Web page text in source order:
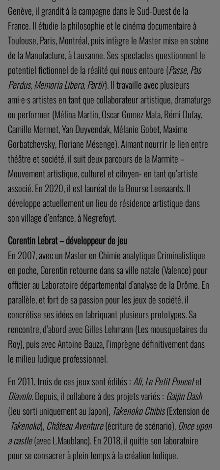
Genève, il grandit à la campagne dans le Sud-Ouest de la
France. Il étudie la philosophie et le cinéma documentaire à
Toulouse, Paris, Montréal, puis intègre le Master mise en scène
de la Manufacture, à Lausanne. Ses spectacles questionnent le
potentiel fictionnel de la réalité qui nous entoure (Passe, Pas
Perdus, Memoria Libera, Partir). Il travaille avec plusieurs
ami·e·s artistes en tant que collaborateur artistique, dramaturge
ou performer (Mélina Martin, Oscar Gomez Mata, Rémi Dufay,
Camille Mermet, Yan Duyvendak, Mélanie Gobet, Maxime
Gorbatchevsky, Floriane Mésenge). Aimant nourrir le lien entre
théâtre et société, il suit deux parcours de la Marmite –
Mouvement artistique, culturel et citoyen- en tant qu’artiste
associé. En 2020, il est lauréat de la Bourse Leenaards. Il
développe actuellement un lieu de résidence artistique dans
son village d’enfance, à Negrefoyt.
Corentin Lebrat– développeur de jeu
En 2007, avec un Master en Chimie analytique Criminalistique
en poche, Corentin retourne dans sa ville natale (Valence) pour
officier au Laboratoire départemental d’analyse de la Drôme. En
parallèle, et fort de sa passion pour les jeux de société, il
concrétise ses idées en fabriquant plusieurs prototypes. Sa
rencontre, d’abord avec Gilles Lehmann (Les mousquetaires du
Roy), puis avec Antoine Bauza, l’imprègne définitivement dans
le milieu ludique professionnel.
En 2011, trois de ces jeux sont édités :Ali,Le Petit Poucetet
Diavolo. Depuis, il collabore à des projets variés : Gaijin Dash
(Jeu sorti uniquement au Japon), Takenoko Chibis(Extension de
Takenoko), Château Aventure(écriture de scénario), Once upon
a castle(avec L.Maublanc). En 2018, il quitte son laboratoire
pour se consacrer à plein temps à la création ludique.